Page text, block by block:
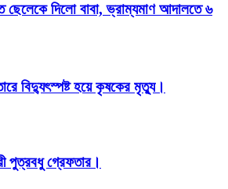
ছেলেকে দিলো বাবা, ভ্রাম্যমাণ আদালতে ৬
বিদ্যুৎস্পষ্ট হয়ে কৃষকের মৃত্যু।
পুত্রবধু গ্রেফতার।